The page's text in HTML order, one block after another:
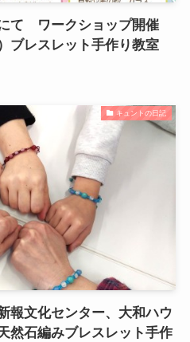
にて ワークショップ開催
ブレスレット手作り教室
キュントの日記
報文化センター、大和ハウ
然石編みブレスレット手作